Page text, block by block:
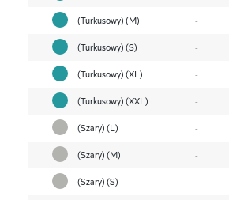
(Turkusowy) (M)
-
(Turkusowy) (S)
-
(Turkusowy) (XL)
-
(Turkusowy) (XXL)
-
(Szary) (L)
-
(Szary) (M)
-
(Szary) (S)
-